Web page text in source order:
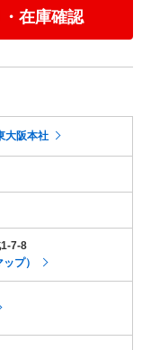
在庫確認
大阪本社
7-8
プ）